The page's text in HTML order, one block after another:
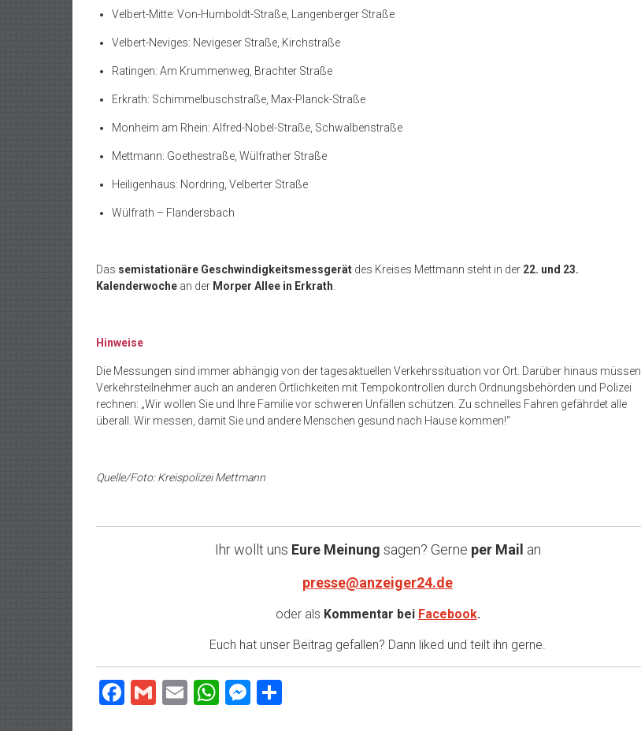
Velbert-Mitte: Von-Humboldt-Straße, Langenberger Straße
Velbert-Neviges: Nevigeser Straße, Kirchstraße
Ratingen: Am Krummenweg, Brachter Straße
Erkrath: Schimmelbuschstraße, Max-Planck-Straße
Monheim am Rhein: Alfred-Nobel-Straße, Schwalbenstraße
Mettmann: Goethestraße, Wülfrather Straße
Heiligenhaus: Nordring, Velberter Straße
Wülfrath – Flandersbach
Das semistationäre Geschwindigkeitsmessgerät des Kreises Mettmann steht in der 22. und 23.
Kalenderwoche an der Morper Allee in Erkrath
Hinweise
Die Messungen sind immer abhängig von der tagesaktuellen Verkehrssituation vor Ort. Darüber hinaus müssen
Verkehrsteilnehmer auch an anderen Örtlichkeiten mit Tempokontrollen durch Ordnungsbehörden und Polizei
rechnen: „Wir wollen Sie und Ihre Familie vor schweren Unfällen schützen. Zu schnelles Fahren gefährdet alle
überall. Wir messen, damit Sie und andere Menschen gesund nach Hause kommen!“
Quelle/Foto: Kreispolizei Mettmann
Ihr wollt uns Eure Meinung sagen? Gerne per Mail an
presse@anzeiger24.de
oder als Kommentar bei Facebook.
Euch hat unser Beitrag gefallen? Dann liked und teilt ihn gerne.
Facebook
GmailEmailWhatsApp
Messenger